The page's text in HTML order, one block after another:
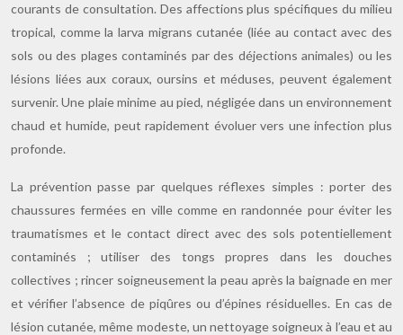
courants de consultation. Des affections plus spécifiques du milieu
tropical, comme la larva migrans cutanée (liée au contact avec des
sols ou des plages contaminés par des déjections animales) ou les
lésions liées aux coraux, oursins et méduses, peuvent également
survenir. Une plaie minime au pied, négligée dans un environnement
chaud et humide, peut rapidement évoluer vers une infection plus
profonde.
La prévention passe par quelques réflexes simples : porter des
chaussures fermées en ville comme en randonnée pour éviter les
traumatismes et le contact direct avec des sols potentiellement
contaminés ; utiliser des tongs propres dans les douches
collectives ; rincer soigneusement la peau après la baignade en mer
et vérifier l’absence de piqûres ou d’épines résiduelles. En cas de
lésion cutanée, même modeste, un nettoyage soigneux à l’eau et au